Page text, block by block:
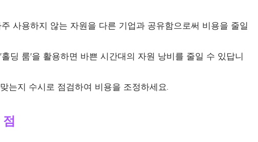
사용하지 않는 자원을 다른 기업과 공유함으로써 비용을 줄일
딩 룸'을 활용하면 바쁜 시간대의 자원 낭비를 줄일 수 있답니
는지 수시로 점검하여 비용을 조정하세요.